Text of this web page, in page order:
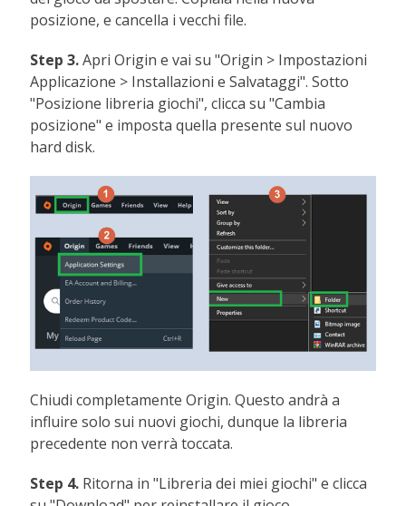
posizione, e cancella i vecchi file.
Step 3.Apri Origin e vai su "Origin > Impostazioni
Applicazione > Installazioni e Salvataggi". Sotto
"Posizione libreria giochi", clicca su "Cambia
posizione" e imposta quella presente sul nuovo
hard disk.
Chiudi completamente Origin. Questo andrà a
influire solo sui nuovi giochi, dunque la libreria
precedente non verrà toccata.
Step 4. Ritorna in "Libreria dei miei giochi" e clicca